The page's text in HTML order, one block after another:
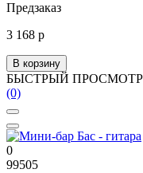
Предзаказ
3 168 р
В корзину
БЫСТРЫЙ ПРОСМОТР
(0)
0
99505